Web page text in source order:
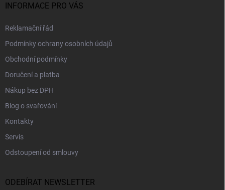
INFORMACE PRO VÁS
Reklamační řád
Podmínky ochrany osobních údajů
Obchodní podmínky
Doručení a platba
Nákup bez DPH
Blog o svařování
Kontakty
Servis
Odstoupení od smlouvy
ODEBÍRAT NEWSLETTER